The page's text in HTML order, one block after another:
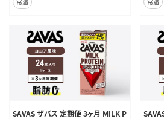
SAVAS ザバス 定期便 3ヶ月 MILK P